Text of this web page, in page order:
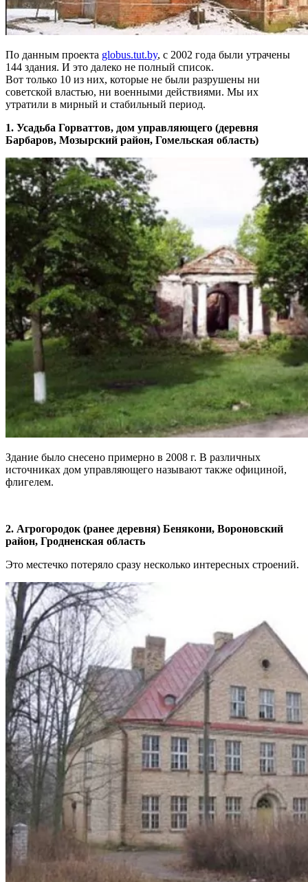
По данным проекта globus.tut.by, с 2002 года были утрачены
144 здания. И это далеко не полный список.
Вот только 10 из них, которые не были разрушены ни
советской властью, ни военными действиями. Мы их
утратили в мирный и стабильный период.
1. Усадьба Горваттов, дом управляющего (деревня
Барбаров, Мозырский район, Гомельская область)
Здание было снесено примерно в 2008 г. В различных
источниках дом управляющего называют также официной,
флигелем.
2. Агрогородок (ранее деревня) Бенякони, Вороновский
район, Гродненская область
Это местечко потеряло сразу несколько интересных строений.